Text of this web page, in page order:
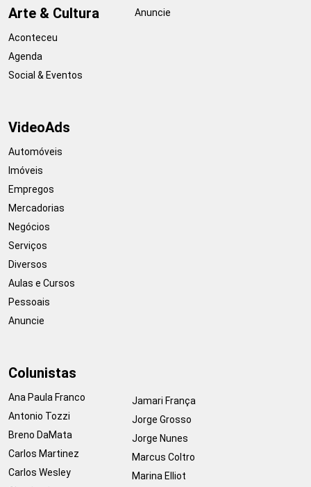
Arte & Cultura
Aconteceu
Agenda
Social & Eventos
Anuncie
VideoAds
Automóveis
Imóveis
Empregos
Mercadorias
Negócios
Serviços
Diversos
Aulas e Cursos
Pessoais
Anuncie
Colunistas
Ana Paula Franco
Antonio Tozzi
Breno DaMata
Carlos Martinez
Carlos Wesley
Jamari França
Jorge Grosso
Jorge Nunes
Marcus Coltro
Marina Elliot